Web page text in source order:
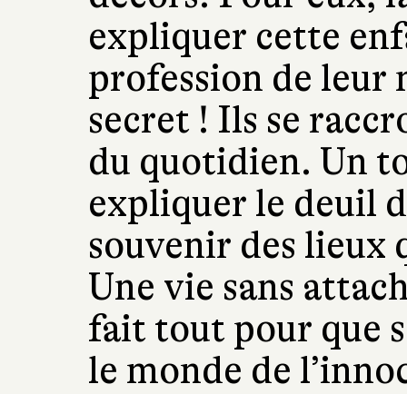
expliquer cette
profession de leur
secret ! Ils se
du quotidien. Un
expliquer le deuil
souvenir des lieux
Une vie sans
fait tout pour que
le monde de